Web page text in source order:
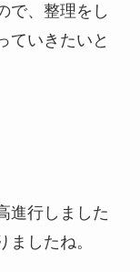
で、整理をし
ていきたいと
進行しました
したね。